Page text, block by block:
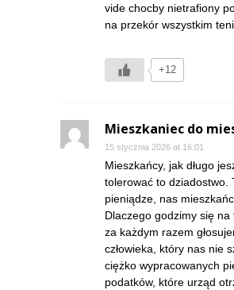
vide chocby nietrafiony
na przekór wszystkim
+12
Mieszkaniec do
15 stycznia 2026 at 16:01
Mieszkańcy, jak długo
tolerować to dziadostwo.
pieniądze, nas
Dlaczego godzimy się
za każdym razem
człowieka, który nas nie
ciężko wypracowanych
podatków, które urząd